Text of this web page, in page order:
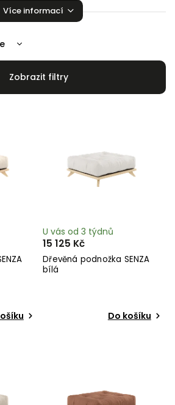
k relaxaci!
Více informací
Dřevěná podnožka SENZA
bílá
U vás od 3 týdnů
15 125 Kč
Do košíku